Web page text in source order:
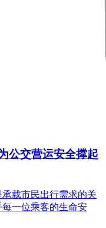
公交营运安全撑起
载市民出行需求的关
一位乘客的生命安